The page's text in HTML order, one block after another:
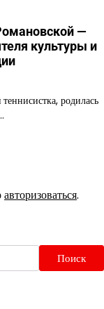
—
культуры и
родилась
авторизоваться.
Поиск